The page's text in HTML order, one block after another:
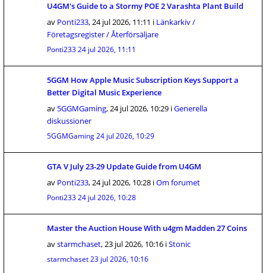
U4GM's Guide to a Stormy POE 2 Varashta Plant Build
av Ponti233,24 jul 2026, 11:11 i Länkarkiv /
Företagsregister / Återförsäljare
Ponti23324 jul 2026, 11:11
5GGM How Apple Music Subscription Keys Support a
Better Digital Music Experience
av 5GGMGaming,24 jul 2026, 10:29 iGenerella
diskussioner
5GGMGaming24 jul 2026, 10:29
GTA V July 23-29 Update Guide from U4GM
av Ponti233,24 jul 2026, 10:28 iOm forumet
Ponti23324 jul 2026, 10:28
Master the Auction House With u4gm Madden 27 Coins
avstarmchaset,23 jul 2026, 10:16 iStonic
starmchaset23 jul 2026, 10:16